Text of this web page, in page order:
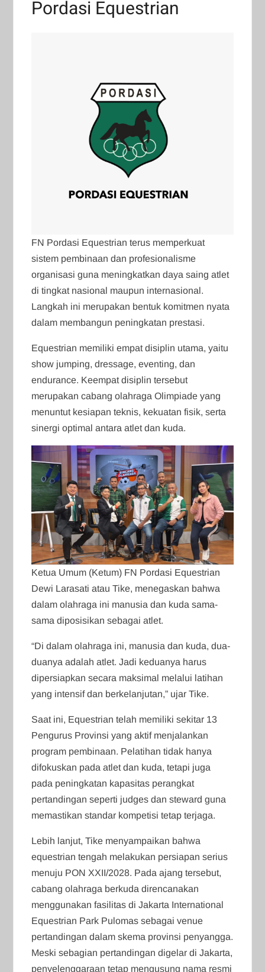
Pordasi Equestrian
FN Pordasi Equestrian terus memperkuat
sistem pembinaan dan profesionalisme
organisasi guna meningkatkan daya saing atlet
di tingkat nasional maupun internasional.
Langkah ini merupakan bentuk komitmen nyata
dalam membangun peningkatan prestasi.
Equestrian memiliki empat disiplin utama, yaitu
show jumping, dressage, eventing, dan
endurance. Keempat disiplin tersebut
merupakan cabang olahraga Olimpiade yang
menuntut kesiapan teknis, kekuatan fisik, serta
sinergi optimal antara atlet dan kuda.
Ketua Umum (Ketum) FN Pordasi Equestrian
Dewi Larasati atau Tike, menegaskan bahwa
dalam olahraga ini manusia dan kuda sama-
sama diposisikan sebagai atlet.
“Di dalam olahraga ini, manusia dan kuda, dua-
duanya adalah atlet. Jadi keduanya harus
dipersiapkan secara maksimal melalui latihan
yang intensif dan berkelanjutan,” ujar Tike.
Saat ini, Equestrian telah memiliki sekitar 13
Pengurus Provinsi yang aktif menjalankan
program pembinaan. Pelatihan tidak hanya
difokuskan pada atlet dan kuda, tetapi juga
pada peningkatan kapasitas perangkat
pertandingan seperti judges dan steward guna
memastikan standar kompetisi tetap terjaga.
Lebih lanjut, Tike menyampaikan bahwa
equestrian tengah melakukan persiapan serius
menuju PON XXII/2028. Pada ajang tersebut,
cabang olahraga berkuda direncanakan
menggunakan fasilitas di Jakarta International
Equestrian Park Pulomas sebagai venue
pertandingan dalam skema provinsi penyangga.
Meski sebagian pertandingan digelar di Jakarta,
penyelenggaraan tetap mengusung nama resmi